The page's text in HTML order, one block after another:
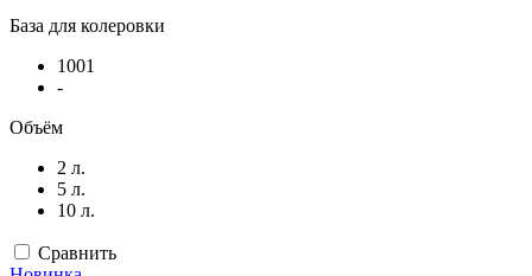
База для колеровки
1001
-
Объём
2 л.
5 л.
10 л.
Сравнить